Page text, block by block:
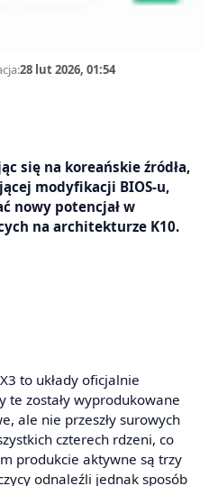
28 lut 2026, 01:54
się na koreańskie źródła,
modyfikacji BIOS-u,
nowy potencjał w
na architekturze K10.
to układy oficjalnie
te zostały wyprodukowane
ale nie przeszły surowych
czterech rdzeni, co
produkcie aktywne są trzy
odnaleźli jednak sposób